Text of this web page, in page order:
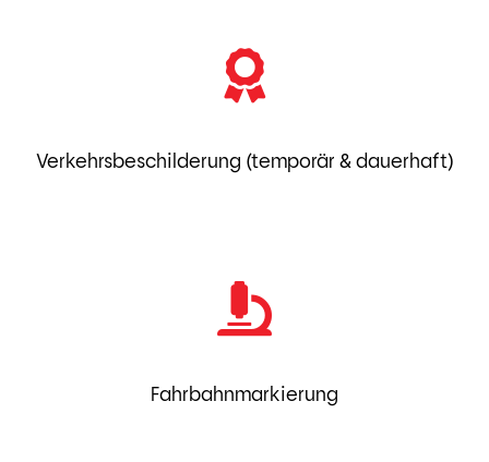
Verkehrsbeschilderung (temporär & dauerhaft)
Fahrbahnmarkierung